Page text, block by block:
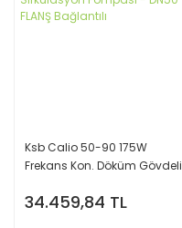
Ksb Calio 50-90 175W
Frekans Kon. Döküm Gövdeli
FLANŞ Bağlantılı
34.459,84 TL